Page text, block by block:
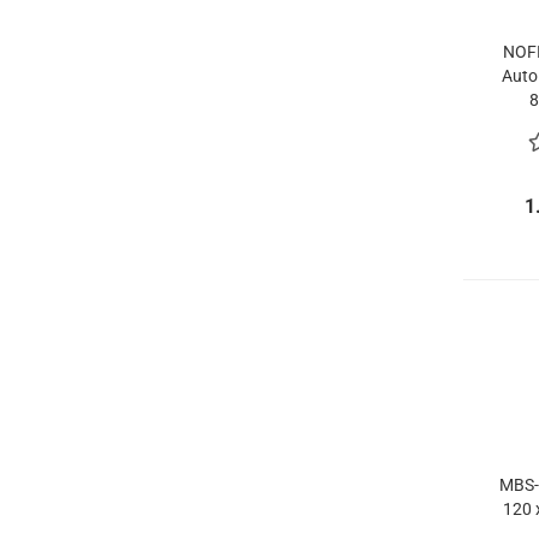
120